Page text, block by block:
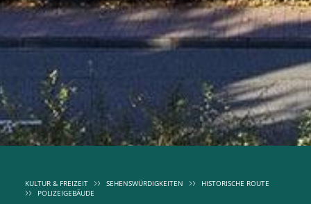
KULTUR & FREIZEIT SEHENSWÜRDIGKEITEN
HISTORISCHE ROUTE
POLIZEIGEBÄUDE